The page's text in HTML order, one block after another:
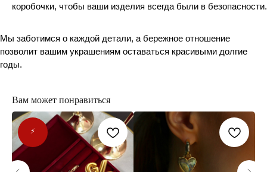
коробочки, чтобы ваши изделия всегда были в безопасности.
Мы заботимся о каждой детали, а бережное отношение
позволит вашим украшениям оставаться красивыми долгие
годы.
Вам может понравиться
⚡️